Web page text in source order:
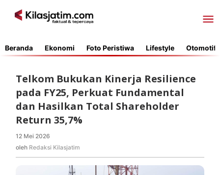
Beranda Ekonomi Foto Peristiwa Lifestyle Otomotif
Telkom Bukukan Kinerja Resilience
pada FY25, Perkuat Fundamental
dan Hasilkan Total Shareholder
Return 35,7%
12 Mei 2026
Redaksi
oleh Redaksi Kilasjatim